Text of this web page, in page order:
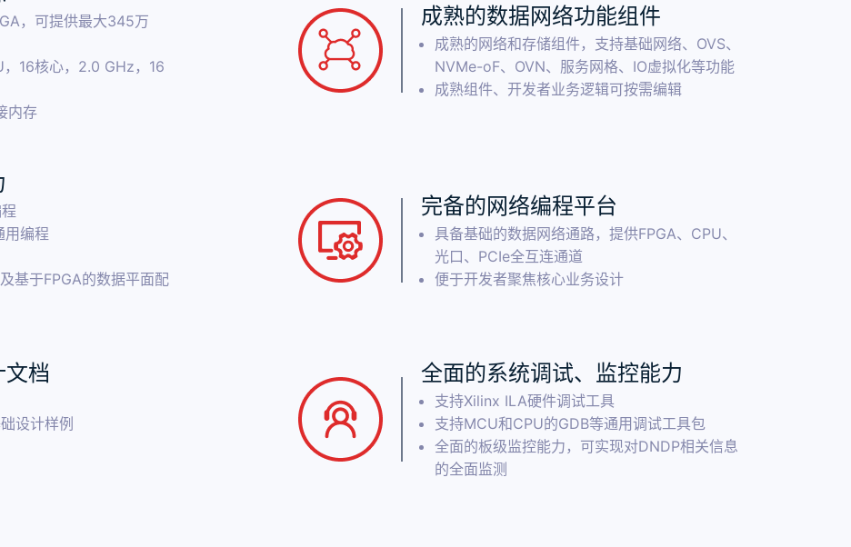
，可提供最大345万
16核心，2.0 GHz，16
内存
成熟的数据网络功能组件
成熟的网络和存储组件，支持基础网络、OVS、
NVMe-oF、OVN、服务网格、IO虚拟化等功能
成熟组件、开发者业务逻辑可按需编辑
用编程
基于FPGA的数据平面配
完备的网络编程平台
具备基础的数据网络通路，提供FPGA、CPU、
光口、PCIe全互连通道
便于开发者聚焦核心业务设计
档
设计样例
全面的系统调试、监控能力
支持Xilinx ILA硬件调试工具
支持MCU和CPU的GDB等通用调试工具包
全面的板级监控能力，可实现对DNDP相关信息
的全面监测